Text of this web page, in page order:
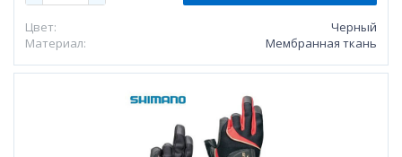
Цвет:
Черный
Материал:
Мембранная ткань